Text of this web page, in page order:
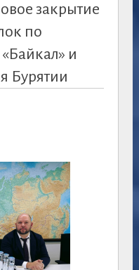
закрытие
по
«Байкал» и
Бурятии